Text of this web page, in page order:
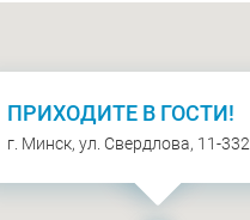
ПРИХОДИТЕ В ГОСТИ!
г. Минск, ул. Свердлова, 11-332